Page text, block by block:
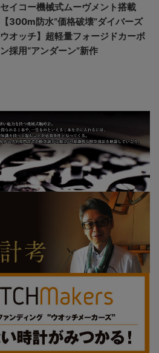
セイコー機械式ムーヴメント搭載
【300m防水“価格破壊”ダイバーズ
ウオッチ】超軽量フォージドカーボ
ン採用“アンダーン”新作